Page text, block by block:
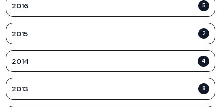
2016 5
2015 2
2014 4
2013 8